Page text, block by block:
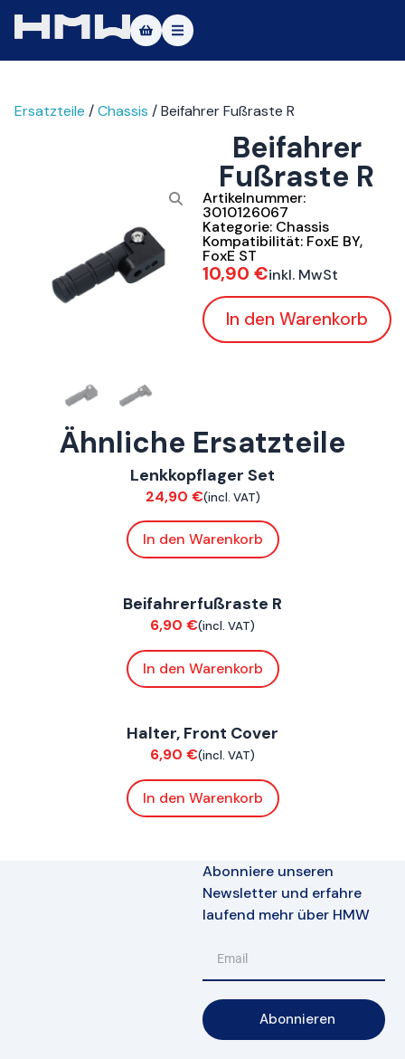
Über uns
Fahrzeuge
Testfahrt
Service
Kontakt
|EN
Ersatzteile /Chassis / Beifahrer Fußraste R
Beifahrer
Fußraste R
Artikelnummer:
3010126067
Kategorie: Chassis
Kompatibilität: FoxE BY,
FoxE ST
10,90 €inkl. MwSt
In den Warenkorb
Ähnliche Ersatzteile
ConnE
Lenkkopflager Set
24,90 €(incl. VAT)
In den Warenkorb
Beifahrerfußraste R
6,90 €(incl. VAT)
In den Warenkorb
Halter, Front Cover
6,90 €(incl. VAT)
In den Warenkorb
Abonniere unseren
Newsletter und erfahre
laufend mehr über HMW
Abonnieren